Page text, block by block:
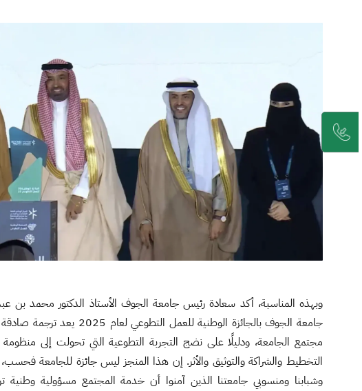
وبهذه المناسبة، أكد سعادة رئيس جامعة الجوف الأستاذ الدكتور محمد بن
جامعة الجوف بالجائزة الوطنية للعمل
مجتمع الجامعة، ودليلًا على نضج التجربة التطوعية التي تحولت إلى
التخطيط والشراكة والتوثيق والأثر. إن هذا المنجز ليس جائزة للجامعة
وشبابنا ومنسوبي جامعتنا الذين آمنوا أن خدمة المجتمع مسؤولية وطنية